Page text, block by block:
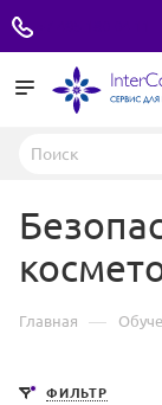
Главная —
ФИЛЬТР